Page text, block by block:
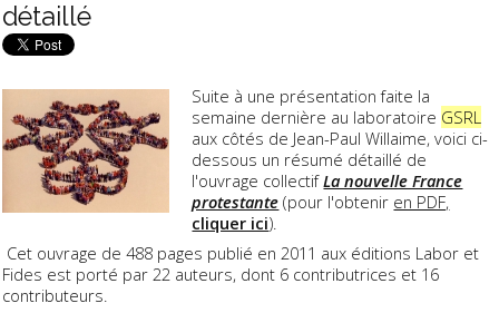
détaillé
Suite à une présentation faite la
semaine dernière au laboratoire GSRL
aux côtés de Jean-Paul Willaime, voici ci-
dessous un résumé détaillé de
l'ouvrage collectifLa nouvelle France
protestante (pour l'obtenir en PDF,
cliquer ici).
Cet ouvrage de 488 pages publié en 2011 aux éditions Labor et
Fides est porté par 22 auteurs, dont 6 contributrices et 16
contributeurs.